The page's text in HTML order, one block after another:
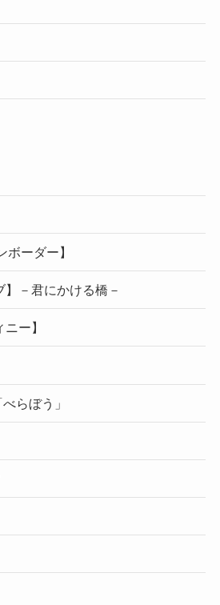
ーダー】
－君にかける橋－
ー】
らぼう」